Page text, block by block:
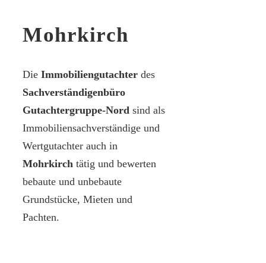
Mohrkirch
Die Immobiliengutachter des
Sachverständigenbüro
Gutachtergruppe-Nord sind als
Immobiliensachverständige und
Wertgutachter auch in
Mohrkirch tätig und bewerten
bebaute und unbebaute
Grundstücke, Mieten und
Pachten.